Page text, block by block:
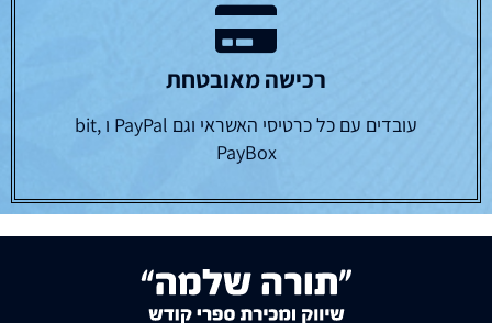
רכישה מאובטחת
עובדים עם כל כרטיסי האשראי וגם PayPal ו bit,
PayBox